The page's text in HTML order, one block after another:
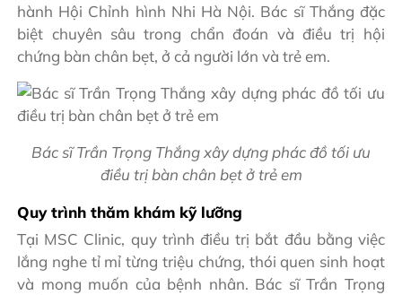
hành Hội Chỉnh hình Nhi Hà Nội. Bác sĩ Thắng đặc
biệt chuyên sâu trong chẩn đoán và điều trị hội
chứng bàn chân bẹt, ở cả người lớn và trẻ em.
Bác sĩ Trần Trọng Thắng xây dựng phác đồ tối ưu
điều trị bàn chân bẹt ở trẻ em
Quy trình thăm khám kỹ lưỡng
Tại MSC Clinic, quy trình điều trị bắt đầu bằng việc
lắng nghe tỉ mỉ từng triệu chứng, thói quen sinh hoạt
và mong muốn của bệnh nhân. Bác sĩ Trần Trọng